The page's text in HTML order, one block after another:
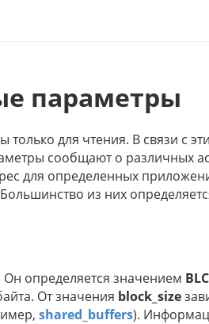
параметры
только для чтения. В связи с
сообщают о различных
для определенных
из них
определяется значением
От значения block_size
shared_buffers).